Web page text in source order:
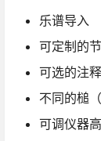
乐谱导入
可定制的
可选的注
不同的槌
可调仪器